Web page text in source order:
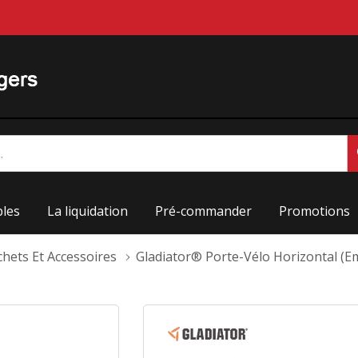
La liquidation Pré-commander Promotions
Et Accessoires Gladiator® Porte-Vélo Horizontal